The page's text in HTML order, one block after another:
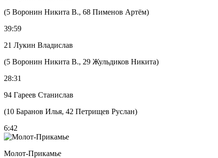
(5 Воронин Никита В., 68 Пименов Артём)
39:59
21 Лукин Владислав
(5 Воронин Никита В., 29 Жульдиков Никита)
28:31
94 Гареев Станислав
(10 Баранов Илья, 42 Петрищев Руслан)
6:42
Молот-Прикамье